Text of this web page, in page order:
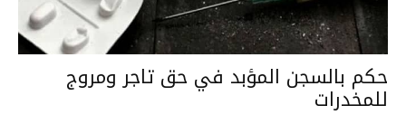
حكم بالسجن المؤبد في حق تاجر ومروج
للمخدرات